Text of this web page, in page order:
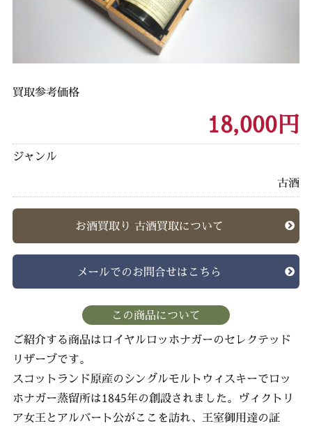
買取参考価格
18,000円
ジャンル
古酒
お酒買取り 古酒買取について
メールでのお問合せはこちら
この商品について
ご紹介する商品はロイヤルロッホナガーのセレクテッド
リザーブです。
スコットランド原産のシングルモルトウィスキーでロッ
ホナガー蒸留所は1845年の創設されました。ヴィクトリ
ア女王とアルバート公がここを訪れ、王室御用達の証